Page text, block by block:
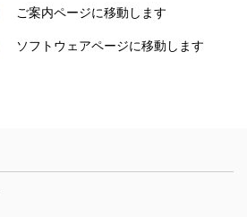
ご案内ページに移動します
ソフトウェアページに移動します